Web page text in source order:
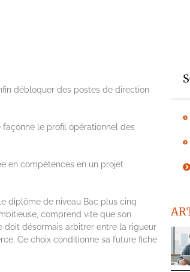
débloquer des postes de direction
le profil opérationnel des
en compétences en un projet
diplôme de niveau Bac plus cinq
comprend vite que son
doit désormais arbitrer entre la rigueur
Ce choix conditionne sa future fiche